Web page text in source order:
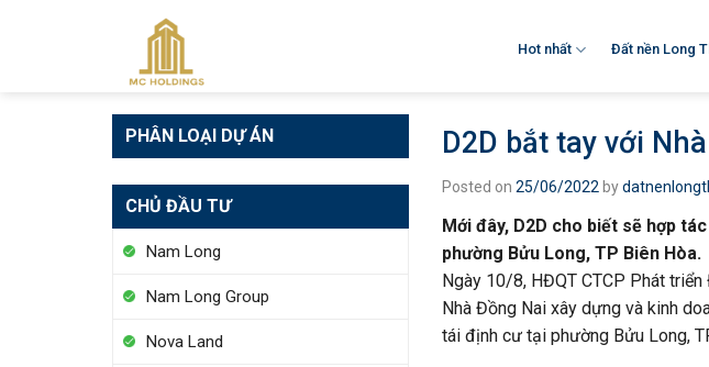
Hot nhất Đất nền Long
PHÂN LOẠI DỰ ÁN
CHỦ ĐẦU TƯ
Nam Long
Nam Long Group
Nova Land
D2D bắt tay với
Posted on 25/06/2022 by
Mới đây, D2D cho biết sẽ hợp
phường Bửu Long, TP Biên Hòa.
Ngày 10/8, HĐQT CTCP Phát
Nhà Đồng Nai xây dựng và kinh
tái định cư tại phường Bửu Long,